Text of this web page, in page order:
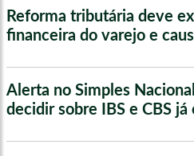
Reforma tributária deve
financeira do varejo e
Alerta no Simples
decidir sobre IBS e CBS